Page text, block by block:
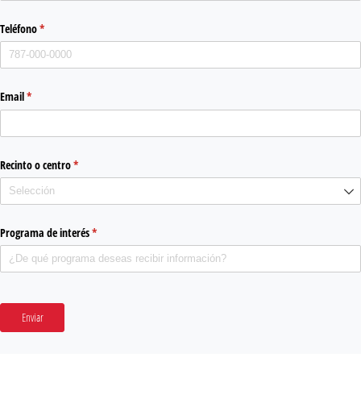
Teléfono*
(required)
Email*
(required)
Recinto o centro*
(required)
Programa de interés*
(required)
Enviar